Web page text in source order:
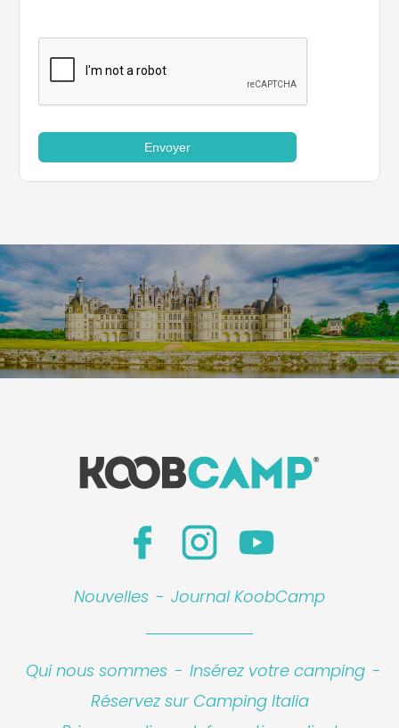
Envoyer
Nouvelles - Journal KoobCamp
Qui nous sommes - Insérez votre camping -
Réservez sur Camping Italia